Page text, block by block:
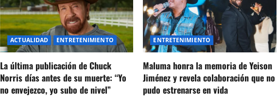
ACTUALIDAD ENTRETENIMIENTO
La última publicación de Chuck
Norris días antes de su muerte: “Yo
no envejezco, yo subo de nivel”
ENTRETENIMIENTO
Maluma honra la memoria de Yeison
Jiménez y revela colaboración que no
pudo estrenarse en vida